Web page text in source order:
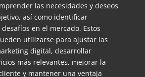
las necesidades y deseos
así como identificar
en el mercado. Estos
utilizarse para ajustar las
digital, desarrollar
más relevantes, mejorar la
y mantener una ventaja